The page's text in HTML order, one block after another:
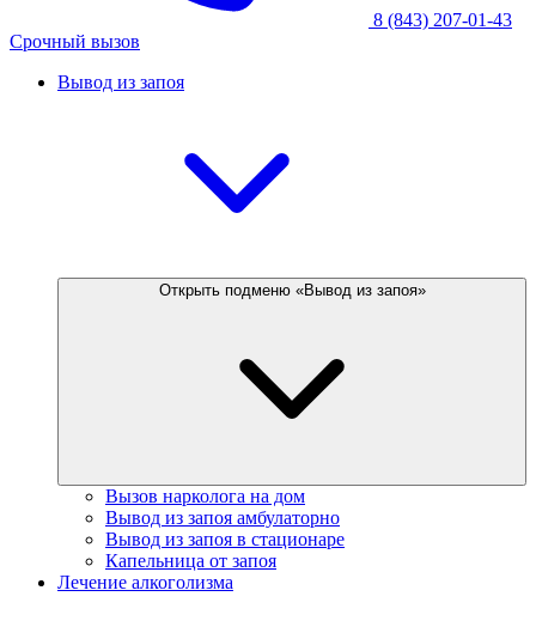
8 (843) 207-01-43
Срочный вызов
Вывод из запоя
Открыть подменю «Вывод из запоя»
Вызов нарколога на дом
Вывод из запоя амбулаторно
Вывод из запоя в стационаре
Капельница от запоя
Лечение алкоголизма